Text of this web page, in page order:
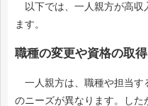
以下では、一人親方が高収
ます。
職種の変更や資格の取得
一人親方は、職種や担当す
のニーズが異なります。し